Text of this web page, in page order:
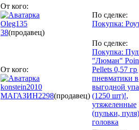
От кого:
Oleg135
38(продавец)
По сделке:
Покупка:
От кого:
konstein2010
МАГАЗИН2298(продавец)
По сделке:
Покупка:
"Люман"
Pellets 0,57 гр
пневматики в
выгодной
(1250 шт)!,
утяжеленные
(пульки,
головка